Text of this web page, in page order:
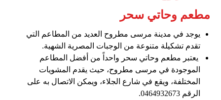
مطعم وحاتي سحر
يوجد في مدينة مرسى مطروح العديد من المطاعم التي
تقدم تشكيلة متنوعة من الوجبات المصرية الشهية.
يعتبر مطعم وحاتي سحر واحداً من أفضل المطاعم
الموجودة في مرسى مطروح، حيث يقدم المشويات
المختلفة، ويقع في شارع الجلاء، ويمكن الاتصال به على
الرقم 0464932673.